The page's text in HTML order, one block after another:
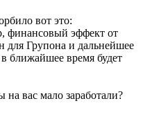
вот это:
финансовый эффект от
для Групона и дальнейшее
ближайшее время будет
вас мало заработали?